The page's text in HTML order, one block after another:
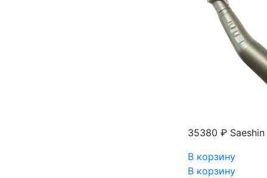
35380 ₽
В корзину
В корзину